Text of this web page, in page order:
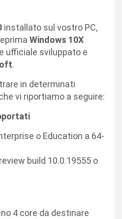
installato sul vostro PC,
Windows 10X
ufficiale sviluppato e
.
in determinati
vi riportiamo a seguire:
o Education a 64-
build 10.0.19555 o
4 core da destinare